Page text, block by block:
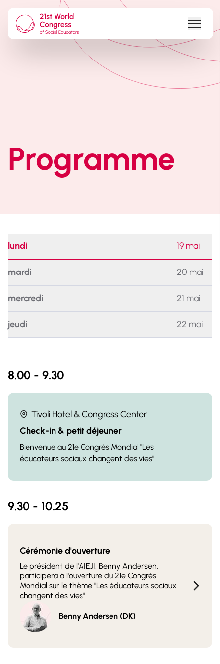
Programme
lundi 19 mai
mardi 20 mai
mercredi 21 mai
jeudi 22 mai
8.00 - 9.30
Tivoli Hotel & Congress Center
Check-in & petit déjeuner
Bienvenue au 21e Congrès Mondial "Les
éducateurs sociaux changent des vies"
9.30 - 10.25
Cérémonie d'ouverture
Le président de l'AIEJI, Benny Andersen,
participera à l'ouverture du 21e Congrès
Mondial sur le thème "Les éducateurs sociaux
changent des vies"
Benny Andersen (DK)